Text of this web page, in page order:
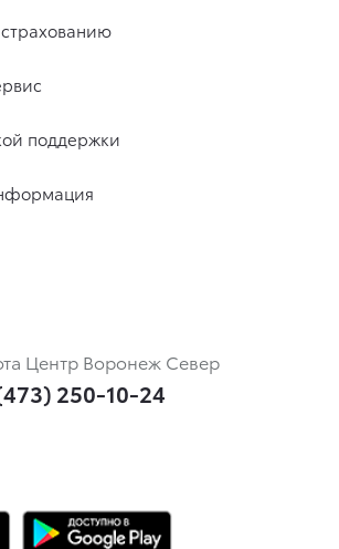
поддержки
Центр Воронеж Север
250-10-24